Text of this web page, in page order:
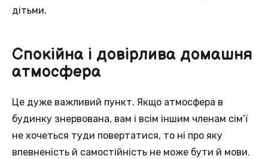
дітьми.
Спокійна і довірлива домашня
атмосфера
Це дуже важливий пункт. Якщо атмосфера в
будинку знервована, вам і всім іншим членам сім’ї
не хочеться туди повертатися, то ні про яку
впевненість й самостійність не може бути й мови.